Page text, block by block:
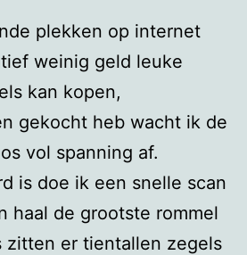
plekken op internet
weinig geld leuke
kan kopen,
gekocht heb wacht ik de
vol spanning af.
is doe ik een snelle scan
haal de grootste rommel
zitten er tientallen zegels